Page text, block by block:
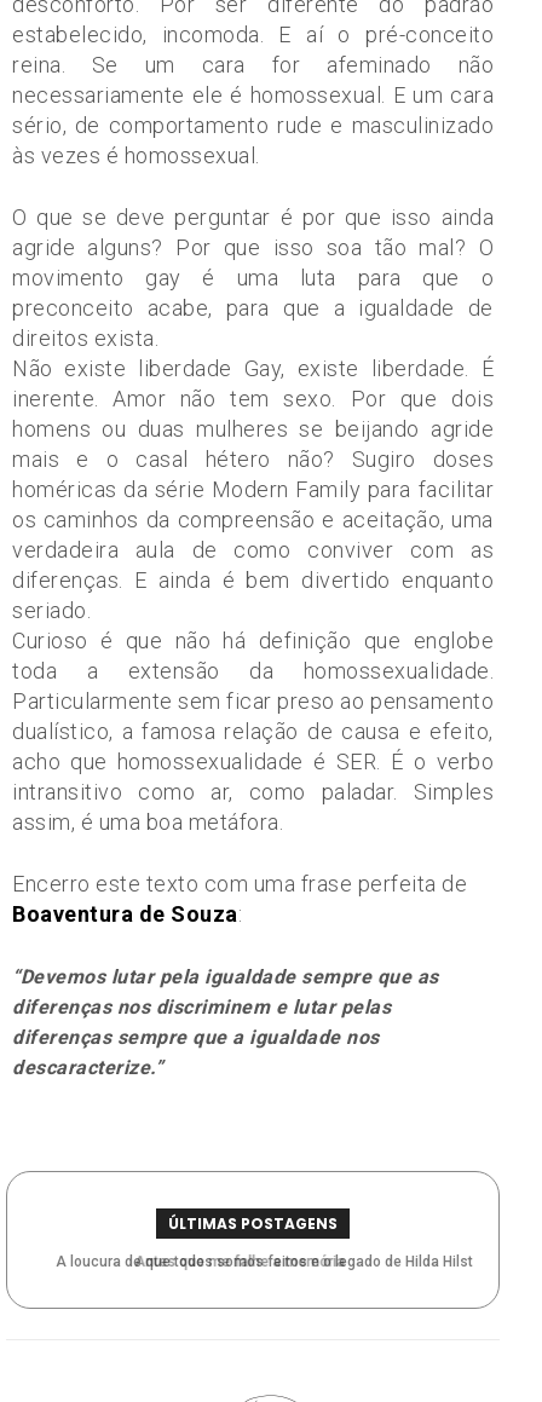
estabelecido, incomoda. E aí o pré-conceito
reina. Se um cara for afeminado não
necessariamente ele é homossexual. E um cara
sério, de comportamento rude e masculinizado
às vezes é homossexual.
O que se deve perguntar é por que isso ainda
agride alguns? Por que isso soa tão mal? O
movimento gay é uma luta para que o
preconceito acabe, para que a igualdade de
direitos exista.
Não existe liberdade Gay, existe liberdade. É
inerente. Amor não tem sexo. Por que dois
homens ou duas mulheres se beijando agride
mais e o casal hétero não? Sugiro doses
homéricas da série Modern Family para facilitar
os caminhos da compreensão e aceitação, uma
verdadeira aula de como conviver com as
diferenças. E ainda é bem divertido enquanto
seriado.
Curioso é que não há definição que englobe
toda a extensão da homossexualidade.
Particularmente sem ficar preso ao pensamento
dualístico, a famosa relação de causa e efeito,
acho que homossexualidade é SER. É o verbo
intransitivo como ar, como paladar. Simples
assim, é uma boa metáfora.
Encerro este texto com uma frase perfeita de
Boaventura de Souza:
“Devemos lutar pela igualdade sempre que as
diferenças nos discriminem e lutar pelas
diferenças sempre que a igualdade nos
descaracterize.”
ÚLTIMAS POSTAGENS
Antes que me falhe a memória
A loucura de que todos somos feitos e o legado de Hilda Hilst